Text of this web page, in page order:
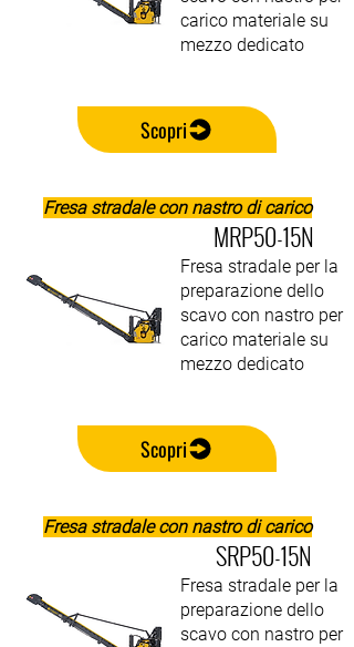
carico materiale su
mezzo dedicato
Scopri
Fresa stradale con nastro di carico
MRP50-15N
Fresa stradale per la
preparazione dello
scavo con nastro per
carico materiale su
mezzo dedicato
Scopri
Fresa stradale con nastro di carico
SRP50-15N
Fresa stradale per la
preparazione dello
scavo con nastro per